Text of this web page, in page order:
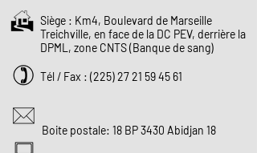
Siège : Km4, Boulevard de Marseille
Treichville, en face de la DC PEV, derrière la
DPML, zone CNTS (Banque de sang)
Tél / Fax : (225) 27 21 59 45 61
Boite postale: 18 BP 3430 Abidjan 18